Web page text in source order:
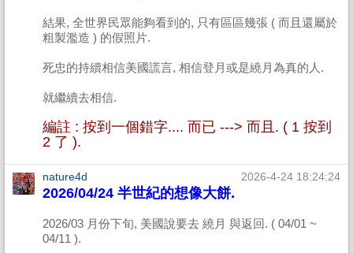
結果, 全世界民眾能夠看到的, 只有區區幾張 ( 而且還屬於
粗製濫造 ) 的假照片.
死忠的持續相信美國謊言, 相信登月或是繞月為真的人.
就繼續去相信.
編註 : 按到一個錯字.... 而已 ---> 而且. ( 1 按到
2 了 ).
nature4d 2026-4-24 18:24:24
2026/04/24 半世紀的想像大餅.
2026/03 月份下旬, 美國說要去 繞月 與返回. ( 04/01 ~
04/11 ).